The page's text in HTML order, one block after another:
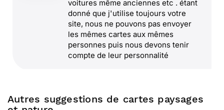
voitures même anciennes etc . étant
donné que j'utilise toujours votre
site, nous ne pouvons pas envoyer
les mêmes cartes aux mêmes
personnes puis nous devons tenir
compte de leur personnalité
peinture !!!
Autres suggestions de cartes paysages